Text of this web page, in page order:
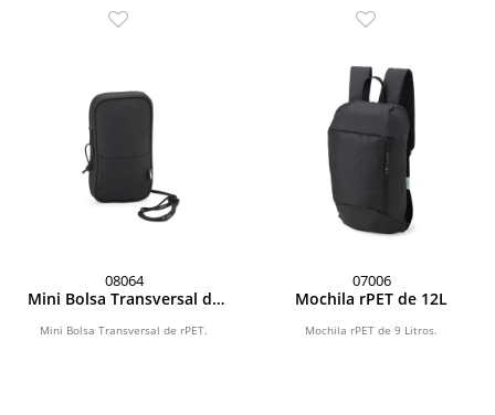
08064
Mini Bolsa Transversal de
Mini Bolsa Transversal de rPET.
07006
Mochila rPET de 12L
Mochila rPET de 9 Litros.